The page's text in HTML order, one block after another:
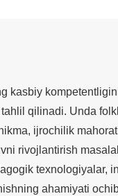
kasbiy
qilinadi. Unda
ijrochilik
rivojlantirish
texnologiyalar,
ahamiyati